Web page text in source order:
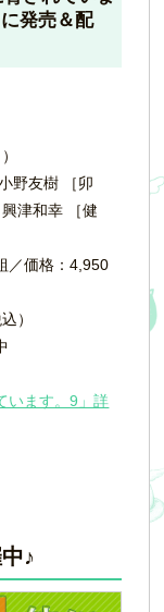
発売＆配
野友樹 ［卯
津和幸 ［健
／価格：4,950
）
います。9」詳
♪